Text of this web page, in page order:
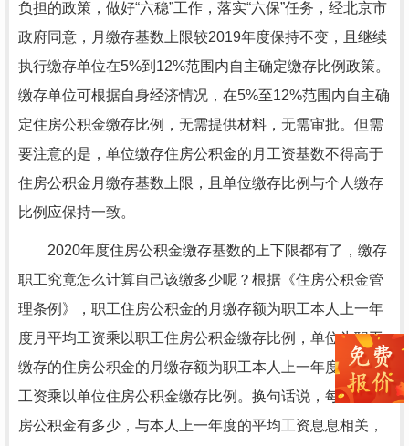
负担的政策，做好“六稳”工作，落实“六保”任务，经北京市
政府同意，月缴存基数上限较2019年度保持不变，且继续
执行缴存单位在5%到12%范围内自主确定缴存比例政策。
缴存单位可根据自身经济情况，在5%至12%范围内自主确
定住房公积金缴存比例，无需提供材料，无需审批。但需
要注意的是，单位缴存住房公积金的月工资基数不得高于
住房公积金月缴存基数上限，且单位缴存比例与个人缴存
比例应保持一致。
2020年度住房公积金缴存基数的上下限都有了，缴存
职工究竟怎么计算自己该缴多少呢？根据《住房公积金管
理条例》，职工住房公积金的月缴存额为职工本人上一年
度月平均工资乘以职工住房公积金缴存比例，单位为职工
缴存的住房公积金的月缴存额为职工本人上一年度月平均
工资乘以单位住房公积金缴存比例。换句话说，每个月住
房公积金有多少，与本人上一年度的平均工资息息相关，